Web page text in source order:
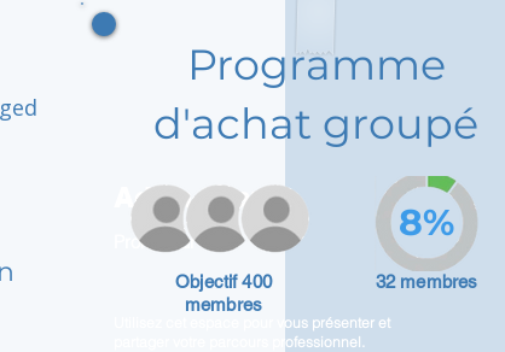
Adam Caar
Promoteur
Utilisez cet espace pour vous présenter et
partager votre parcours professionnel.
Programme
d'achat groupé
Objectif 400
membres
32 membres
8%